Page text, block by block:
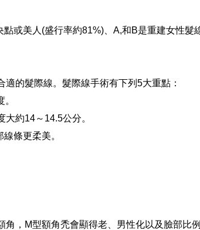
或美人(盛行率約81%)、A,和B是重建女性髮
的髮際線。髮際線手術有下列5大重點：
約14～14.5公分。
條更柔美。
，M型額角禿會顯得老、男性化以及臉部比